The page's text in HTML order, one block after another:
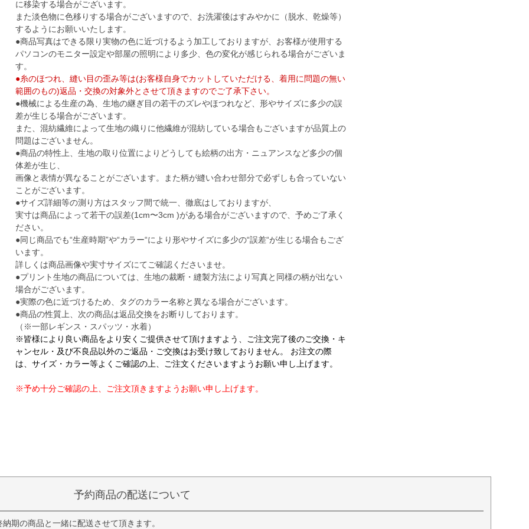
に移染する場合がございます。
また淡色物に色移りする場合がございますので、お洗濯後はすみやかに（脱水、乾燥等）
するようにお願いいたします。
●商品写真はできる限り実物の色に近づけるよう加工しておりますが、お客様が使用する
パソコンのモニター設定や部屋の照明により多少、色の変化が感じられる場合がございま
す。
●糸のほつれ、縫い目の歪み等は(お客様自身でカットしていただける、着用に問題の無い
範囲のもの)返品・交換の対象外とさせて頂きますのでご了承下さい。
●機械による生産の為、生地の継ぎ目の若干のズレやほつれなど、形やサイズに多少の誤
差が生じる場合がございます。
また、混紡繊維によって生地の織りに他繊維が混紡している場合もございますが品質上の
問題はございません。
●商品の特性上、生地の取り位置によりどうしても絵柄の出方・ニュアンスなど多少の個
体差が生じ、
画像と表情が異なることがございます。また柄が縫い合わせ部分で必ずしも合っていない
ことがございます。
●サイズ詳細等の測り方はスタッフ間で統一、徹底はしておりますが、
実寸は商品によって若干の誤差(1cm〜3cm )がある場合がございますので、予めご了承く
ださい。
●同じ商品でも“生産時期”や“カラー“により形やサイズに多少の“誤差“が生じる場合もござ
います。
詳しくは商品画像や実寸サイズにてご確認くださいませ。
●プリント生地の商品については、生地の裁断・縫製方法により写真と同様の柄が出ない
場合がございます。
●実際の色に近づけるため、タグのカラー名称と異なる場合がございます。
●商品の性質上、次の商品は返品交換をお断りしております。
（※一部レギンス・スパッツ・水着）
※皆様により良い商品をより安くご提供させて頂けますよう、ご注文完了後のご交換・キ
ャンセル・及び不良品以外のご返品・ご交換はお受け致しておりません。 お注文の際
は、サイズ・カラー等よくご確認の上、ご注文くださいますようお願い申し上げます。
※予め十分ご確認の上、ご注文頂きますようお願い申し上げます。
予約商品の配送について
期の商品と一緒に配送させて頂きます。